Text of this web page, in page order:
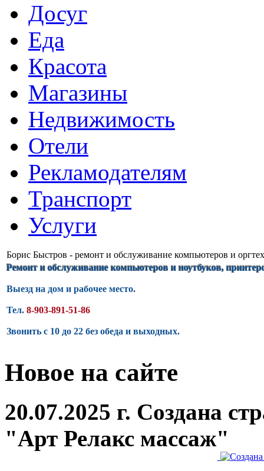
Досуг
Еда
Красота
Магазины
Недвижимость
Отели
Рекламодателям
Транспорт
Услуги
Борис Быстров - ремонт и обслуживание компьютеров и
Ремонт и обслуживание компьютеров и ноутбуков,
Выезд на дом и рабочее место.
Тел. 8-903-891-51-86
Звонить с 10 до 22 без обеда и выходных.
Новое на сайте
20.07.2025 г. Создана
"Арт Релакс массаж"